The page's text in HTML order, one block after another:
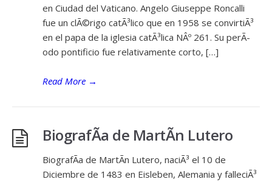
en Ciudad del Vaticano. Angelo Giuseppe Roncalli
fue un clÃ©rigo catÃ³lico que en 1958 se convirtiÃ³
en el papa de la iglesia catÃ³lica NÂº 261. Su perÃ­
odo pontificio fue relativamente corto, […]
Read More →
BiografÃ­a de MartÃ­n Lutero
BiografÃ­a de MartÃ­n Lutero, naciÃ³ el 10 de
Diciembre de 1483 en Eisleben, Alemania y falleciÃ³